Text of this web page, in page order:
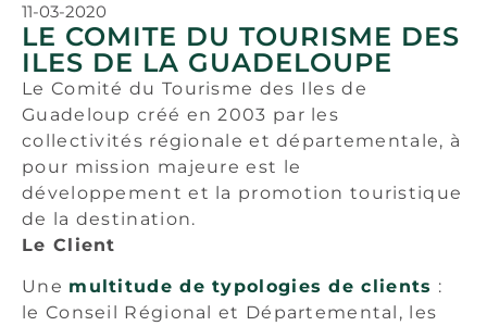
11-03-2020
LE COMITE DU TOURISME DES
ILES DE LA GUADELOUPE
Le Comité du Tourisme des Iles de
Guadeloup créé en 2003 par les
collectivités régionale et départementale, à
pour mission majeure est le
développement et la promotion touristique
de la destination.
Le Client
Une multitude de typologies de clients :
le Conseil Régional et Départemental, les